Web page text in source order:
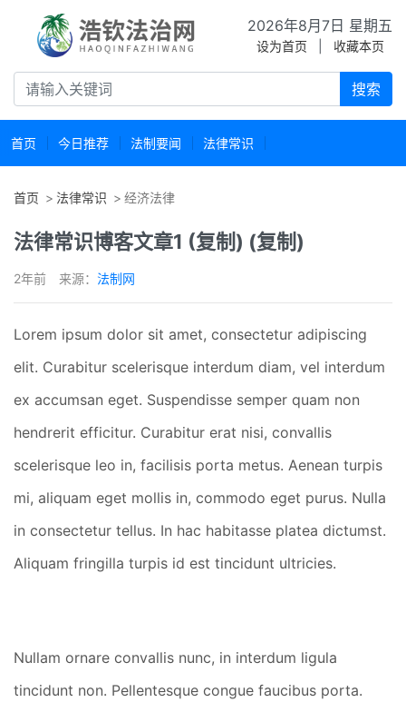
2026年8月7日 星期五
设为首页 收藏本页
搜索
首页 今日推荐 法制要闻 法律常识
首页 法律常识 经济法律
法律常识博客文章1 (复制) (复制)
2年前 来源： 法制网
Lorem ipsum dolor sit amet, consectetur adipiscing
elit. Curabitur scelerisque interdum diam, vel interdum
ex accumsan eget. Suspendisse semper quam non
hendrerit efficitur. Curabitur erat nisi, convallis
scelerisque leo in, facilisis porta metus. Aenean turpis
mi, aliquam eget mollis in, commodo eget purus. Nulla
in consectetur tellus. In hac habitasse platea dictumst.
Aliquam fringilla turpis id est tincidunt ultricies.
Nullam ornare convallis nunc, in interdum ligula
tincidunt non. Pellentesque congue faucibus porta.